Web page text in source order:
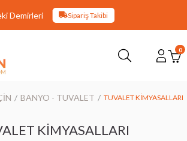
Demirleri Sipariş Takibi
0
BANYO - TUVALET TUVALET KİMYASALLARI
KİMYASALLARI